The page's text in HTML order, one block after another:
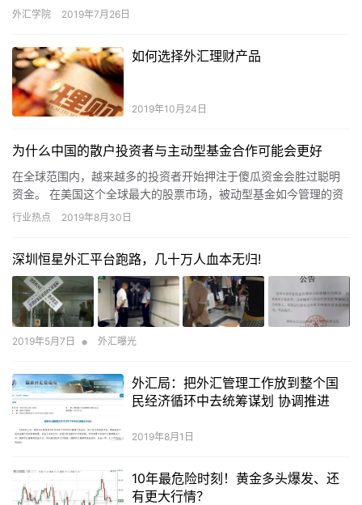
以及优势，感兴趣的你一定不要错过 一、什么是外汇跟单 外汇跟单
外汇学院 2019年7月26日
如何选择外汇理财产品
2019年10月24日
为什么中国的散户投资者与主动型基金合作可能会更好
在全球范围内，越来越多的投资者开始押注于傻瓜资金会胜过聪明
资金。 在美国这个全球最大的股票市场，被动型基金如今管理的资
产与主动型基金一样多。中国也在效仿。截至6月30日，股指基金
行业热点 2019年8月30日
深圳恒星外汇平台跑路，几十万人血本无归!
2019年5月7日 • 外汇曝光
外汇局：把外汇管理工作放到整个国
民经济循环中去统筹谋划 协调推进
2019年8月1日
10年最危险时刻！黄金多头爆发、还
有更大行情？